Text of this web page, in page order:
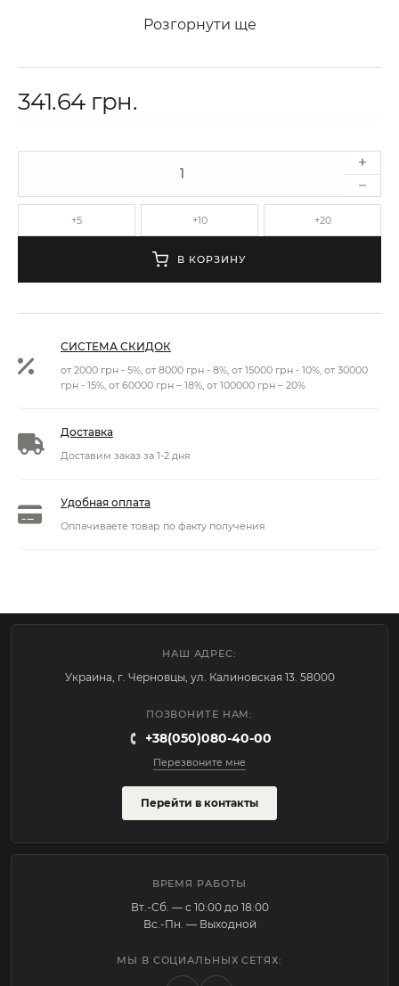
Розгорнути ще
341.64 грн.
+5 +10 +20
В КОРЗИНУ
СИСТЕМА СКИДОК
от 2000 грн - 5%, от 8000 грн - 8%, от 15000 грн - 10%, от 30000
грн - 15%, от 60000 грн – 18%, от 100000 грн – 20%
Доставка
Доставим заказ за 1-2 дня
Удобная оплата
Оплачиваете товар по факту получения
НАШ АДРЕС:
Украина, г. Черновцы, ул. Калиновская 13. 58000
ПОЗВОНИТЕ НАМ:
+38(050)080-40-00
Перезвоните мне
Перейти в контакты
ВРЕМЯ РАБОТЫ
Вт.-Cб. — с 10:00 до 18:00
Вс.-Пн. — Выходной
МЫ В СОЦИАЛЬНЫХ СЕТЯХ: